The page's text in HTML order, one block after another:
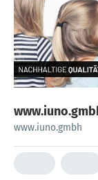
www.iuno.gmbh